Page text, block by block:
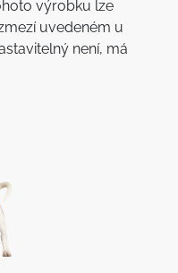
výrobku lze
uvedeném u
není, má